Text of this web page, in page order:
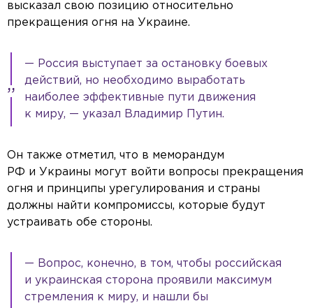
высказал свою позицию относительно
прекращения огня на Украине.
— Россия выступает за остановку боевых
действий, но необходимо выработать
наиболее эффективные пути движения
к миру, — указал Владимир Путин.
Он также отметил, что в меморандум
РФ и Украины могут войти вопросы прекращения
огня и принципы урегулирования и страны
должны найти компромиссы, которые будут
устраивать обе стороны.
— Вопрос, конечно, в том, чтобы российская
и украинская сторона проявили максимум
стремления к миру, и нашли бы